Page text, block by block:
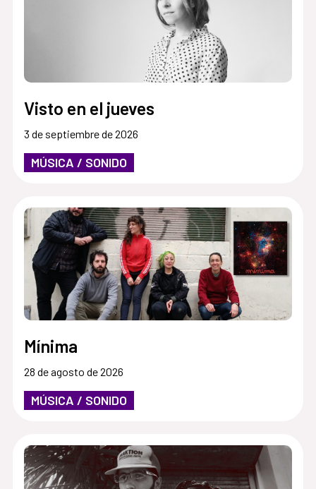
Visto en el jueves
3 de septiembre de 2026
MÚSICA / SONIDO
Mínima
28 de agosto de 2026
MÚSICA / SONIDO